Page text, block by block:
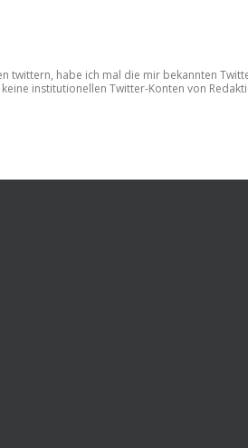
twittern, habe ich mal die mir bekannten
institutionellen Twitter-Konten von